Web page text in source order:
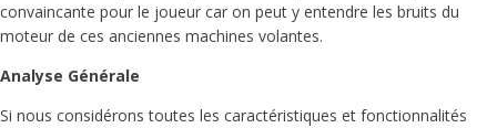
convaincante pour le joueur car on peut y entendre les bruits du
moteur de ces anciennes machines volantes.
Analyse Générale
Si nous considérons toutes les caractéristiques et fonctionnalités